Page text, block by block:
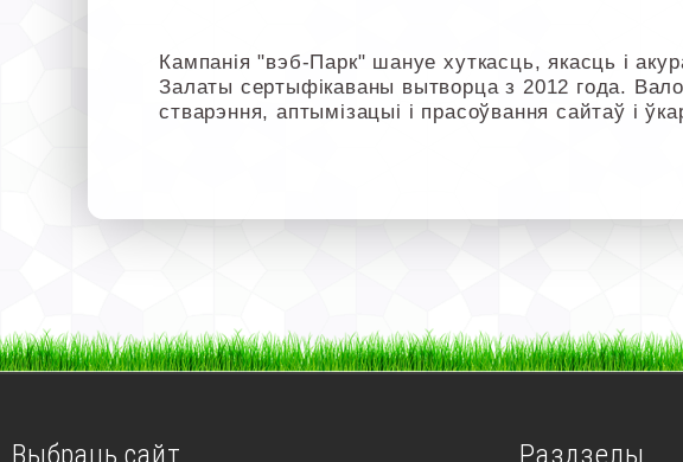
Кампанія "вэб-Парк" шануе хуткасць, якасць і
Залаты сертыфікаваны вытворца з 2012 года.
стварэння, аптымізацыі і прасоўвання сайтаў і
Выбраць сайт Раздзелы